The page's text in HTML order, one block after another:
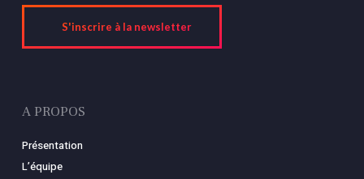
S'inscrire à la newsletter
A PROPOS
Présentation
L’équipe